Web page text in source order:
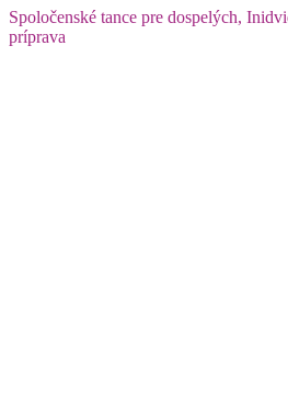
Spoločenské tance pre dospelých,
príprava